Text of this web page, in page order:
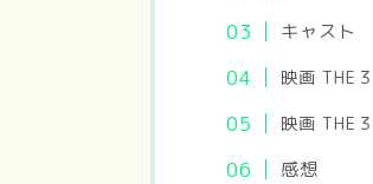
キャスト
映画 THE
映画 THE
感想